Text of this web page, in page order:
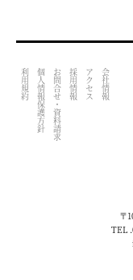
OUTPUT INDEX FILE
会社情報
アクセス
採用情報
お問合せ・資料請求
個人情報保護方針
利用規約
〒
TEL